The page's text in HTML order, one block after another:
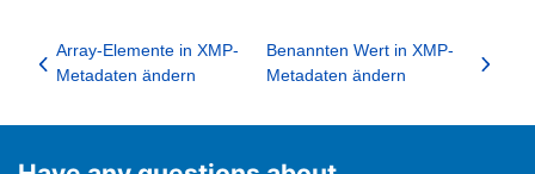
Array-Elemente in XMP-
Metadaten ändern
Benannten Wert in XMP-
Metadaten ändern